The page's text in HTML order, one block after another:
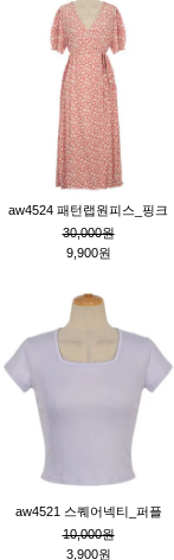
aw4524 패턴랩원피스_핑크
30,000원
9,900원
aw4521 스퀘어넥티_퍼플
10,000원
3,900원